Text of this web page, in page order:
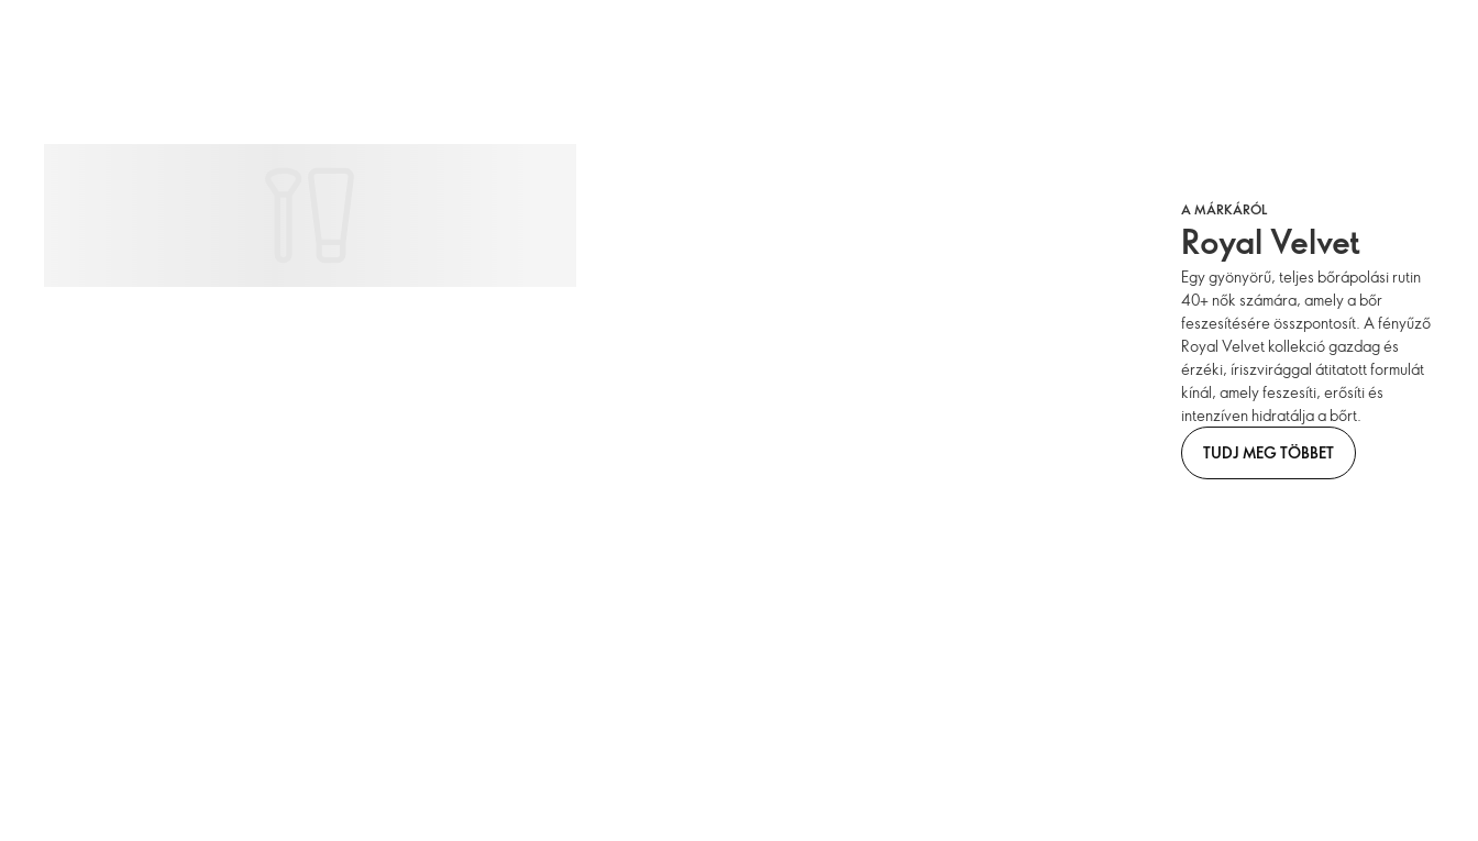
A MÁRKÁRÓL
Royal Velvet
Egy gyönyörű, teljes bőrápolási rutin
40+ nők számára, amely a bőr
feszesítésére összpontosít. A fényűző
Royal Velvet kollekció gazdag és
érzéki, íriszvirággal átitatott formulát
kínál, amely feszesíti, erősíti és
intenzíven hidratálja a bőrt.
TUDJ MEG TÖBBET